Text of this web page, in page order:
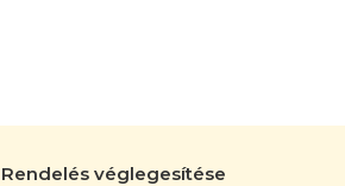
Rendelés véglegesítése